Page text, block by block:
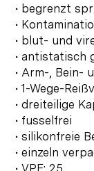
• begrenzt
•
• blut- und
• antistatisch
• Arm-, Bein-
• 1-Wege-
• dreiteilige
• fusselfrei
• silikonfreie
• einzeln
• VPE: 25